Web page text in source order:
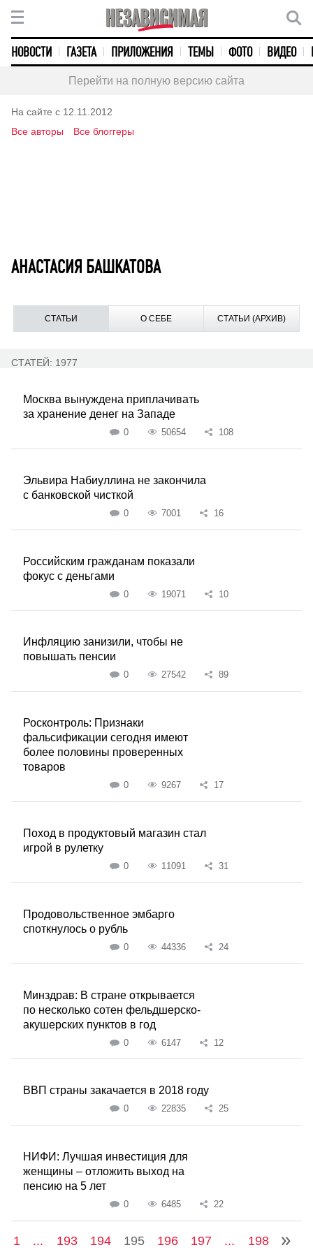
НОВОСТИ ГАЗЕТА ПРИЛОЖЕНИЯ ТЕМЫ ФОТО ВИДЕО
Перейти на полную версию сайта
На сайте с 12.11.2012
Все авторы
Все блоггеры
АНАСТАСИЯ БАШКАТОВА
СТАТЬИ О СЕБЕ СТАТЬИ (АРХИВ)
СТАТЕЙ: 1977
Москва вынуждена приплачивать
за хранение денег на Западе
0 50654 108
Эльвира Набиуллина не закончила
с банковской чисткой
0 7001 16
Российским гражданам показали
фокус с деньгами
0 19071 10
Инфляцию занизили, чтобы не
повышать пенсии
0 27542 89
Росконтроль: Признаки
фальсификации сегодня имеют
более половины проверенных
товаров
0 9267 17
Поход в продуктовый магазин стал
игрой в рулетку
0 11091 31
Продовольственное эмбарго
споткнулось о рубль
0 44336 24
Минздрав: В стране открывается
по несколько сотен фельдшерско-
акушерских пунктов в год
0 6147 12
ВВП страны закачается в 2018 году
0 22835 25
НИФИ: Лучшая инвестиция для
женщины – отложить выход на
пенсию на 5 лет
0 6485 22
1 ... 193 194 195 196 197 ... 198